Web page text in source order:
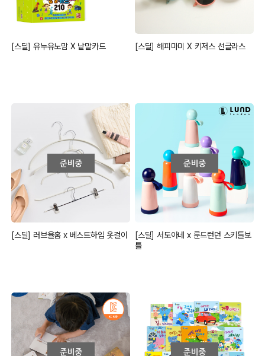
[스딜] 유누유노맘 X 낱말카드 [스딜] 해피마미 X 키저스 선글라스
[스딜] 러브율홈 x 베스트하임 옷걸이
[스딜] 서도아네 x 룬드런던 스키틀보
틀